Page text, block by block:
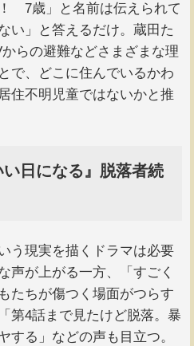
7歳」と名前は伝えられて
い」と答えるだけ。蔵田た
らの避難などさまざまな理
で、どこに住んでいるかわ
住不明児童ではないかと推
い日になる』脱落者続
う現実を描くドラマは必要
声が上がる一方、「すごく
たちが傷つく場面がつらす
第4話まで見たけど脱落。暴
する」などの声も目立つ。